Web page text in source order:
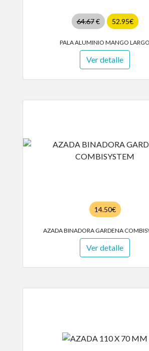
64.67€ 52.95€
PALA ALUMINIO MANGO LARGO
Ver detalle
14.50€
AZADA BINADORA GARDENA
Ver detalle